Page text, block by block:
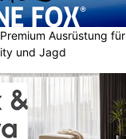
Ausrüstung für
und Jagd